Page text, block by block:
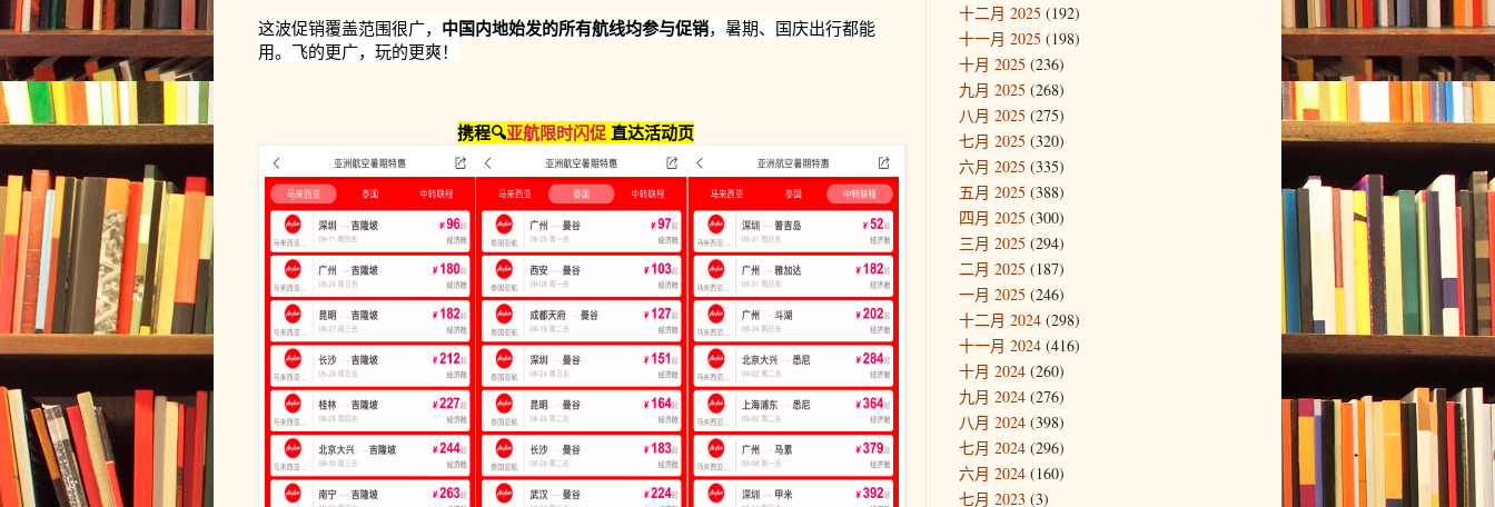
这波促销覆盖范围很广， 中国内地始发的所有航线均参与促销，暑期、国庆出行都能
用。飞的更广，玩的更爽！
携程🔍亚航限时闪促直达活动页
十二月 2025 (192)
十一月 2025 (198)
十月 2025 (236)
九月 2025 (268)
八月 2025 (275)
七月 2025 (320)
六月 2025 (335)
五月 2025 (388)
四月 2025 (300)
三月 2025 (294)
二月 2025 (187)
一月 2025 (246)
十二月 2024 (298)
十一月 2024 (416)
十月 2024 (260)
九月 2024 (276)
八月 2024 (398)
七月 2024 (296)
六月 2024 (160)
七月 2023 (3)